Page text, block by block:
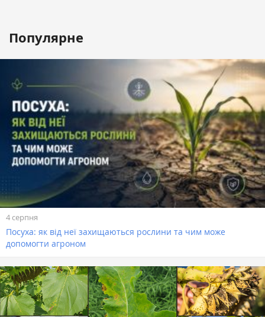
Популярне
4 серпня
Посуха: як від неї захищаються рослини та чим може
допомогти агроном